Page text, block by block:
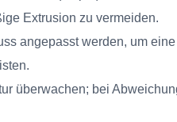
Extrusion zu vermeiden.
angepasst werden, um
überwachen; bei